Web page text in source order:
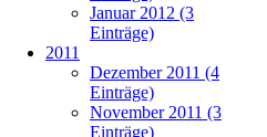
Januar 2012 (3
Einträge)
2011
Dezember 2011 (4
Einträge)
November 2011 (3
Einträge)